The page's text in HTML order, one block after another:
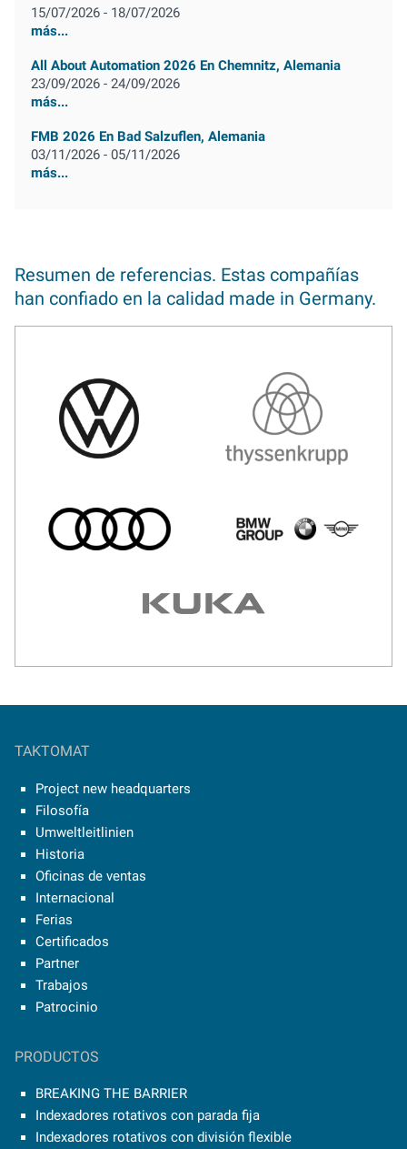
15/07/2026 - 18/07/2026
más...
All About Automation 2026 En Chemnitz, Alemania
23/09/2026 - 24/09/2026
más...
FMB 2026 En Bad Salzuflen, Alemania
03/11/2026 - 05/11/2026
más...
Resumen de referencias. Estas compañías
han confiado en la calidad made in Germany.
TAKTOMAT
Project new headquarters
Filosofía
Umweltleitlinien
Historia
Oficinas de ventas
Internacional
Ferias
Certificados
Partner
Trabajos
Patrocinio
PRODUCTOS
BREAKING THE BARRIER
Indexadores rotativos con parada fija
Indexadores rotativos con división flexible